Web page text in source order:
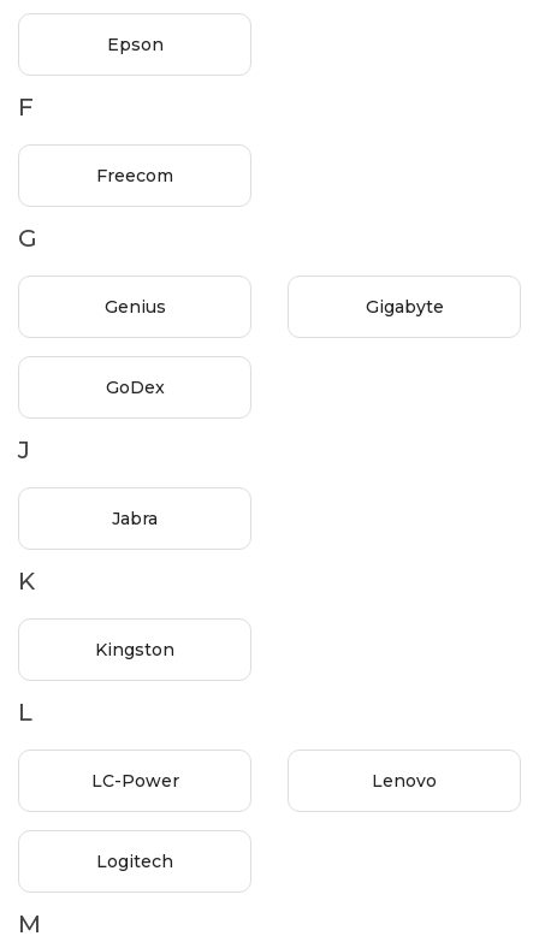
Epson
F
Freecom
G
Genius Gigabyte
GoDex
J
Jabra
K
Kingston
L
LC-Power Lenovo
Logitech
M